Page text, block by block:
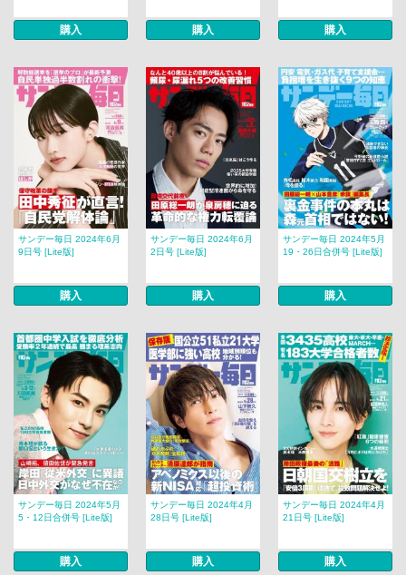
購入 購入 購入
サンデー毎日 2024年6月
9日号 [Lite版]
購入
サンデー毎日 2024年6月
2日号 [Lite版]
購入
サンデー毎日 2024年5月
19・26日合併号 [Lite版]
購入
サンデー毎日 2024年5月
5・12日合併号 [Lite版]
購入
サンデー毎日 2024年4月
28日号 [Lite版]
購入
サンデー毎日 2024年4月
21日号 [Lite版]
購入